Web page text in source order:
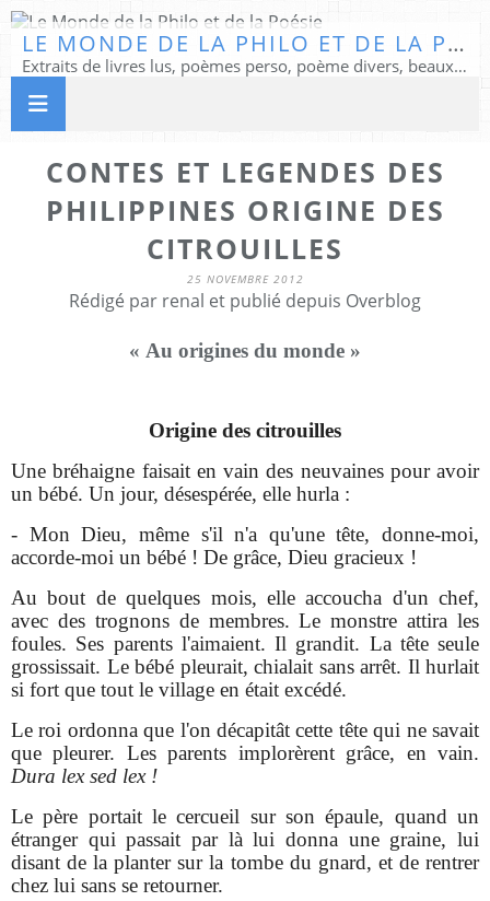
LE MONDE DE LA PHILO ET DE LA POÉSIE
Extraits de livres lus, poèmes perso, poème divers, beaux textes...
CONTES ET LEGENDES DES
PHILIPPINES ORIGINE DES
CITROUILLES
25 NOVEMBRE 2012
Rédigé par renal et publié depuis Overblog
« Au origines du monde »
Origine des citrouilles
Une bréhaigne faisait en vain des neuvaines pour avoir
un bébé. Un jour, désespérée, elle hurla :
- Mon Dieu, même s'il n'a qu'une tête, donne-moi,
accorde-moi un bébé ! De grâce, Dieu gracieux !
Au bout de quelques mois, elle accoucha d'un chef,
avec des trognons de membres. Le monstre attira les
foules. Ses parents l'aimaient. Il grandit. La tête seule
grossissait. Le bébé pleurait, chialait sans arrêt. Il hurlait
si fort que tout le village en était excédé.
Le roi ordonna que l'on décapitât cette tête qui ne savait
que pleurer. Les parents implorèrent grâce, en vain.
Dura lex sed lex !
Le père portait le cercueil sur son épaule, quand un
étranger qui passait par là lui donna une graine, lui
disant de la planter sur la tombe du gnard, et de rentrer
chez lui sans se retourner.